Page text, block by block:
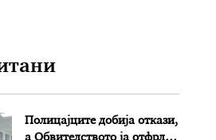
Полицајците добија откази,
а Обвителството ја отфрли